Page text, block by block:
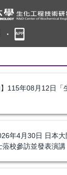
】115年08月12日
年4月30日 日本
蒞校參訪並發表演講